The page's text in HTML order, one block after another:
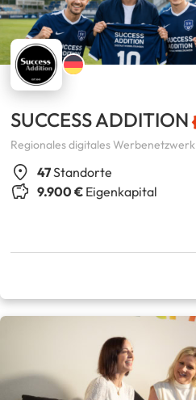
SUCCESS ADDITION
Regionales digitales Werbenetzwerk
47Standorte
9.900 € Eigenkapital